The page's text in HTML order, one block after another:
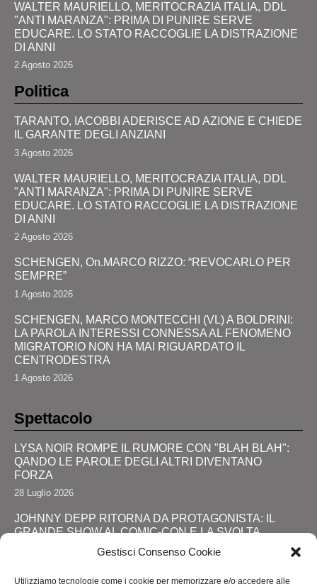
Gestisci Consenso Cookie
Utilizziamo tecnologie come i cookie per memorizzare e/o accedere alle
WALTER MAURIELLO, MERITOCRAZIA ITALIA, DDL
"ANTI MARANZA": PRIMA DI PUNIRE SERVE
EDUCARE. LO STATO RACCOGLIE LA DISTRAZIONE
DI ANNI
2 Agosto 2026
Politica
TARANTO, IACOBBI ADERISCE AD AZIONE E CHIEDE
IL GARANTE DEGLI ANZIANI
3 Agosto 2026
WALTER MAURIELLO, MERITOCRAZIA ITALIA, DDL
"ANTI MARANZA": PRIMA DI PUNIRE SERVE
EDUCARE. LO STATO RACCOGLIE LA DISTRAZIONE
DI ANNI
2 Agosto 2026
SCHENGEN, On.MARCO RIZZO: “REVOCARLO PER
SEMPRE”
1 Agosto 2026
SCHENGEN, MARCO MONTECCHI (VL) A BOLDRINI:
LA PAROLA INTERESSI CONNESSA AL FENOMENO
MIGRATORIO NON HA MAI RIGUARDATO IL
CENTRODESTRA
1 Agosto 2026
Spettacolo
LYSA NOIR ROMPE IL RUMORE CON "BLAH BLAH":
QANDO LE PAROLE DEGLI ALTRI DIVENTANO
FORZA
28 Luglio 2026
JOHNNY DEPP RITORNA DA PROTAGONISTA: IL
GRANDE SHOW AL COMIC-CON E LA SVOLTA